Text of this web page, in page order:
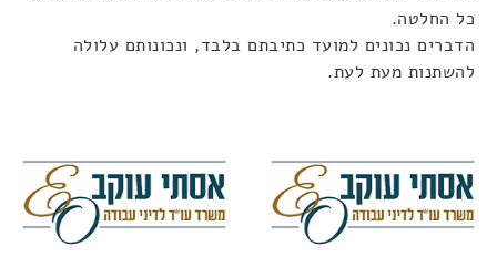
כל החלטה.
הדברים נכונים למועד כתיבתם בלבד, ונכונותם עלולה
להשתנות מעת לעת.